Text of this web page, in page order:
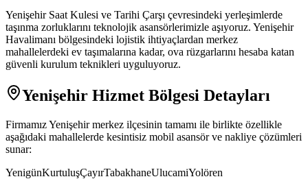
Yenişehir Saat Kulesi ve Tarihi Çarşı çevresindeki yerleşimlerde
taşınma zorluklarını teknolojik asansörlerimizle aşıyoruz. Yenişehir
Havalimanı bölgesindeki lojistik ihtiyaçlardan merkez
mahallelerdeki ev taşımalarına kadar, ova rüzgarlarını hesaba katan
güvenli kurulum teknikleri uyguluyoruz.
Yenişehir Hizmet Bölgesi Detayları
FirmamızYenişehir merkez ilçesinin tamamı ile birlikte özellikle
aşağıdaki mahallelerde kesintisiz mobil asansör ve nakliye çözümleri
sunar:
YenigünKurtuluşÇayırTabakhaneUlucamiYolören